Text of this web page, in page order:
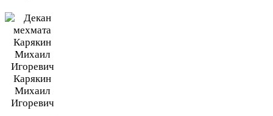
Карякин
Михаил
Игоревич